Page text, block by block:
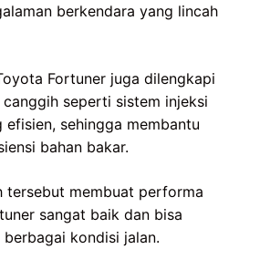
berkendara yang lincah
Fortuner juga dilengkapi
seperti sistem injeksi
efisien, sehingga membantu
bahan bakar.
tersebut membuat performa
sangat baik dan bisa
kondisi jalan.